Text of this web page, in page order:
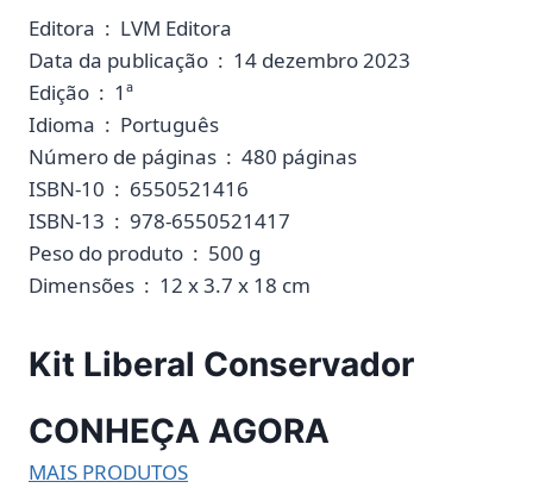
Editora ‏ : ‎ LVM Editora
Data da publicação ‏ : ‎ 14 dezembro 2023
Edição ‏ : ‎ 1ª
Idioma ‏ : ‎ Português
Número de páginas ‏ : ‎ 480 páginas
ISBN-10 ‏ : ‎ 6550521416
ISBN-13 ‏ : ‎ 978-6550521417
Peso do produto ‏ : ‎ 500 g
Dimensões ‏ : ‎ 12 x 3.7 x 18 cm
Kit Liberal Conservador
CONHEÇA AGORA
MAIS PRODUTOS